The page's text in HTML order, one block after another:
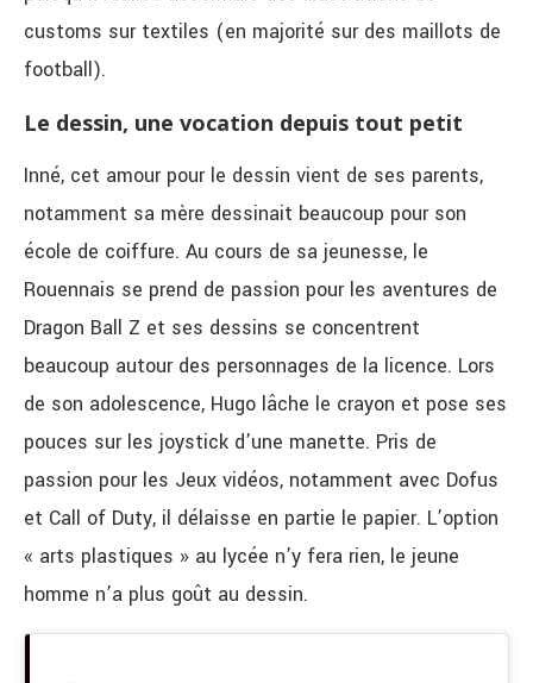
customs sur textiles (en majorité sur des maillots de
football).
Le dessin, une vocation depuis tout petit
Inné, cet amour pour le dessin vient de ses parents,
notamment sa mère dessinait beaucoup pour son
école de coiffure. Au cours de sa jeunesse, le
Rouennais se prend de passion pour les aventures de
Dragon Ball Z et ses dessins se concentrent
beaucoup autour des personnages de la licence. Lors
de son adolescence, Hugo lâche le crayon et pose ses
pouces sur les joystick d’une manette. Pris de
passion pour les Jeux vidéos, notamment avec Dofus
et Call of Duty, il délaisse en partie le papier. L’option
« arts plastiques » au lycée n’y fera rien, le jeune
homme n’a plus goût au dessin.